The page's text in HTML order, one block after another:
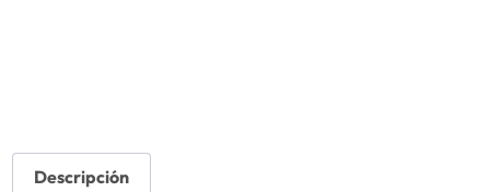
Descripción